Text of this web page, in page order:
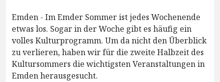
Emden - Im Emder Sommer ist jedes Wochenende
etwas los. Sogar in der Woche gibt es häufig ein
volles Kulturprogramm. Um da nicht den Überblick
zu verlieren, haben wir für die zweite Halbzeit des
Kultursommers die wichtigsten Veranstaltungen in
Emden herausgesucht.